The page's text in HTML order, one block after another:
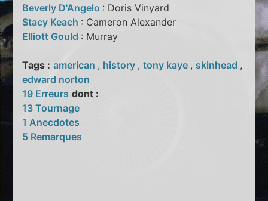
Beverly D'Angelo : Doris Vinyard
Stacy Keach : Cameron Alexander
Elliott Gould : Murray
Tags : american , history ,tony kaye , skinhead ,
edward norton
19 Erreurs dont :
13 Tournage
1 Anecdotes
5 Remarques